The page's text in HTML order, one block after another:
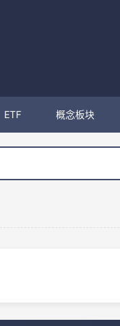
ETF 概念板块